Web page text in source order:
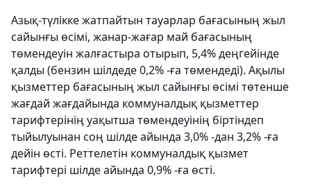
Азық-түлікке жатпайтын тауарлар бағасының жыл
сайынғы өсімі, жанар-жағар май бағасының
төмендеуін жалғастыра отырып, 5,4% деңгейінде
қалды (бензин шілдеде 0,2% -ға төмендеді). Ақылы
қызметтер бағасының жыл сайынғы өсімі төтенше
жағдай жағдайында коммуналдық қызметтер
тарифтерінің уақытша төмендеуінің біртіндеп
тыйылуынан соң шілде айында 3,0% -дан 3,2% -ға
дейін өсті. Реттелетін коммуналдық қызмет
тарифтері шілде айында 0,9% -ға өсті.